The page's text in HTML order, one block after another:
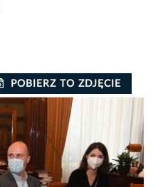
POBIERZ TO ZDJĘCIE